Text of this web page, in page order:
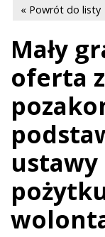
« Powrót do listy
Mały
oferta
ustawy